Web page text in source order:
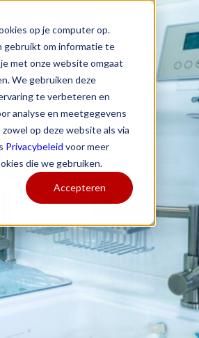
op je computer op.
gebruikt om informatie te
met onze website omgaat
We gebruiken deze
te verbeteren en
analyse en meetgegevens
op deze website als via
Privacybeleid voor meer
die we gebruiken.
Accepteren